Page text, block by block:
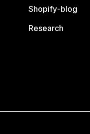
Shopify-blog
Research